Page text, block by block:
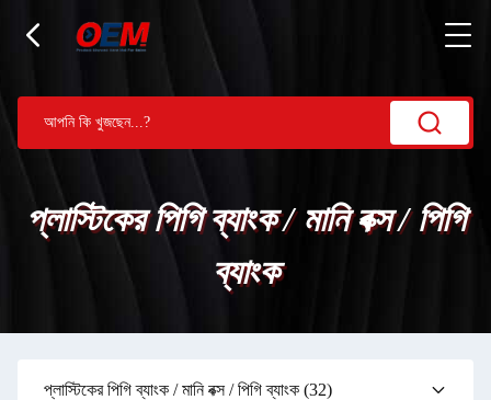
প্লাস্টিকের পিগি ব্যাংক / মানি বক্স / পিগি
ব্যাংক
প্লাস্টিকের পিগি ব্যাংক / মানি বক্স / পিগি ব্যাংক (32)